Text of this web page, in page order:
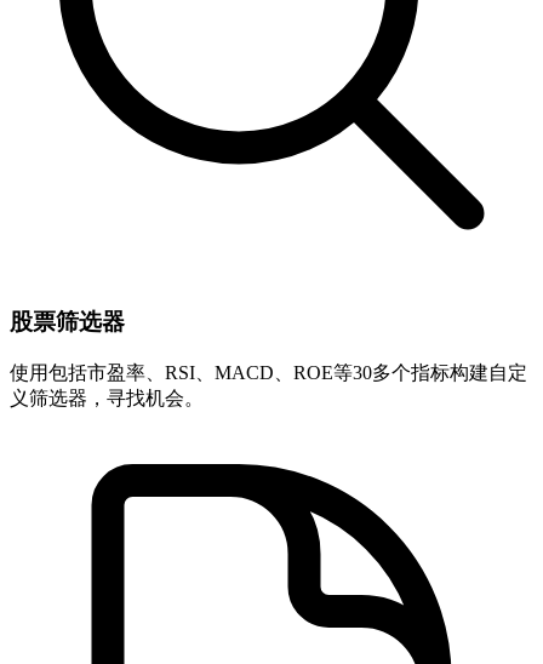
股票筛选器
使用包括市盈率、RSI、MACD、ROE等30多个指标构建自定
义筛选器，寻找机会。